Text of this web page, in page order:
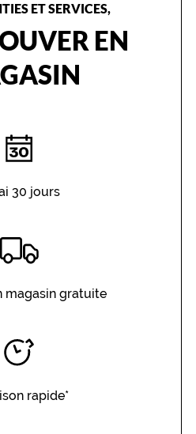
ET SERVICES,
EN
30 jours
magasin gratuite
rapide*